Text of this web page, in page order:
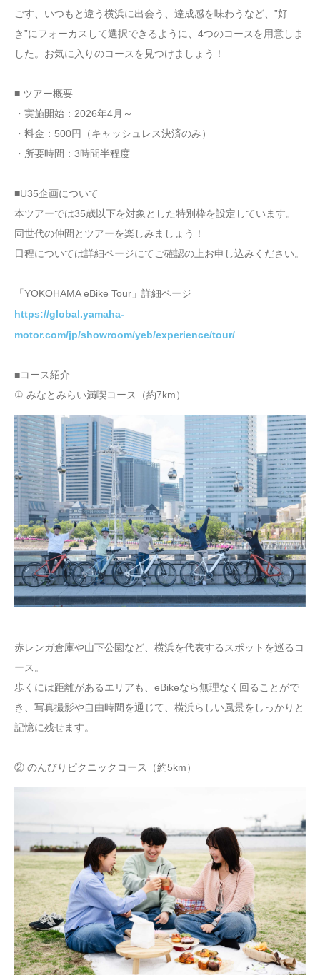
ごす、いつもと違う横浜に出会う、達成感を味わうなど、”好
き”にフォーカスして選択できるように、4つのコースを用意しま
した。お気に入りのコースを見つけましょう！
■ ツアー概要
・実施開始：2026年4月～
・料金：500円（キャッシュレス決済のみ）
・所要時間：3時間半程度
■U35企画について
本ツアーでは35歳以下を対象とした特別枠を設定しています。
同世代の仲間とツアーを楽しみましょう！
日程については詳細ページにてご確認の上お申し込みください。
「YOKOHAMA eBike Tour」詳細ページ
https://global.yamaha-
motor.com/jp/showroom/yeb/experience/tour/
■コース紹介
① みなとみらい満喫コース（約7km）
赤レンガ倉庫や山下公園など、横浜を代表するスポットを巡るコ
ース。
歩くには距離があるエリアも、eBikeなら無理なく回ることがで
き、写真撮影や自由時間を通じて、横浜らしい風景をしっかりと
記憶に残せます。
② のんびりピクニックコース（約5km）